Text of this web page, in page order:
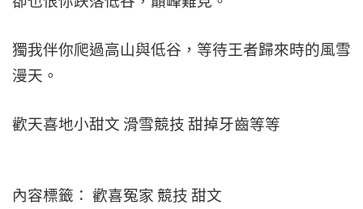
獨我伴你爬過高山與低谷，等待王者歸來時的風雪
漫天。
歡天喜地小甜文 滑雪競技 甜掉牙齒等等
內容標籤： 歡喜冤家 競技 甜文